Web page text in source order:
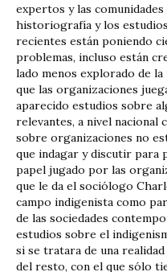
expertos y las
historiografía y los
recientes están poniendo
problemas, incluso están
lado menos explorado de
que las organizaciones
aparecido estudios sobre
relevantes, a nivel nacional
sobre organizaciones no
que indagar y discutir para
papel jugado por las
que le da el sociólogo
campo indigenista como
de las sociedades
estudios sobre el
si se tratara de una
del resto, con el que sólo